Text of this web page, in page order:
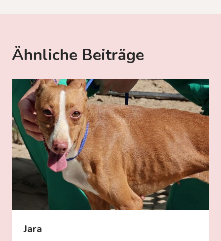
Ähnliche Beiträge
Jara